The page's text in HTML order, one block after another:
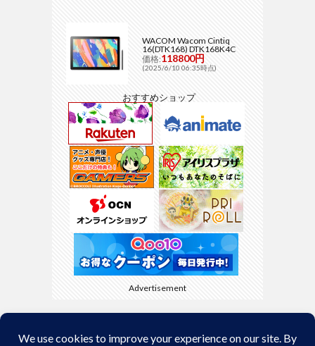
WACOM Wacom Cintiq
16(DTK168) DTK168K4C
価格:118800円
(2025/6/10 06:35時点)
おすすめショップ
Advertisement